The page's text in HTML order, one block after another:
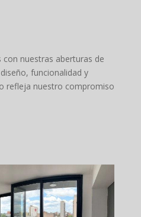
nuestras aberturas de
funcionalidad y
refleja nuestro compromiso